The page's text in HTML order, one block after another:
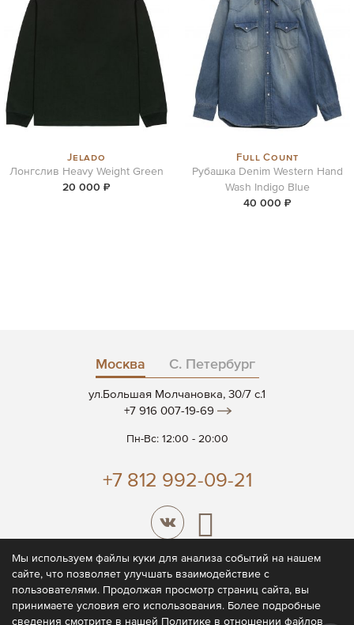
Jelado
Лонгслив Heavy Weight Green
20 000 ₽
Full Count
Рубашка Denim Western Hand
Wash Indigo Blue
40 000 ₽
Москва С. Петербург
ул.Большая Молчановка, 30/7 c.1
+7 916 007-19-69
Пн-Вс: 12:00 - 20:00
+7 812 992-09-21
Политика конфиденциальности
Мы используем файлы куки для анализа событий на нашем
сайте, что позволяет улучшать взаимодействие с
пользователями. Продолжая просмотр страниц сайта, вы
принимаете условия его использования. Более подробные
сведения смотрите в нашей Политике в отношении файлов